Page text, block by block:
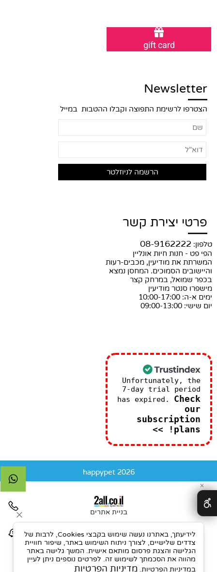
gift card
Newsletter
הצטרפו לרשימת התפוצה וקבלו ההטבות במייל
פרטי יצירת קשר
טלפון: 08-9162222
הפי פט - חנות חיות אונליין
המשרתת את מודיעין, מכבים-רעות
והיישובים הסמוכים. המחסן נמצא
בכפר שמואל, במרחק קצר
מישפרו סנטר מודיעין
ימים א-ה: 10:00-17:00
יום שישי: 09:00-13:00
Unfortunately, the
7-day trial period
has expired. Check
our
subscription
plans! >>
happypet 2026
בניית אתרים
✕
לידיעתך, באתרנו נעשה שימוש בקבצי Cookies, לרבות של
צדדים שלישיים, לצורך ניתוח השימוש באתר, שיפור חוויית
הגלישה והצגת פרסום מותאם אישית. המשך גלישה באתר
מהווה את הסכמתך לשימוש זה. לפרטים נוספים ניתן לעיין
במדיניות הפרטיות. מדיניות הפרטיות